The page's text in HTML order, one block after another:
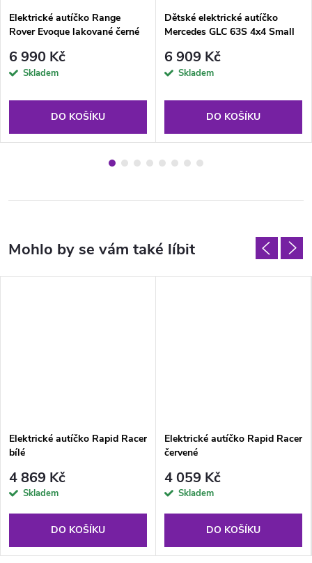
Elektrické autíčko Range
Rover Evoque lakované černé
6 990 Kč
Skladem
DO KOŠÍKU
Dětské elektrické autíčko
Mercedes GLC 63S 4x4 Small
6 909 Kč
Skladem
DO KOŠÍKU
Elektrické autíčko Rapid Racer
bílé
4 869 Kč
Skladem
DO KOŠÍKU
Elektrické autíčko Rapid Racer
červené
4 059 Kč
Skladem
DO KOŠÍKU